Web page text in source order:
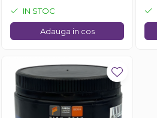
IN STOC
Adauga in cos